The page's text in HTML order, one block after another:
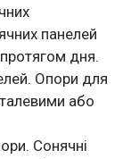
панелей
дня.
Опори для
або
Сонячні